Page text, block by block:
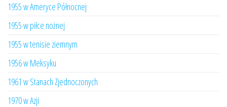
1955 w Ameryce Północnej
1955 w piłce nożnej
1955 w tenisie ziemnym
1956 w Meksyku
1961 w Stanach Zjednoczonych
1970 w Azji